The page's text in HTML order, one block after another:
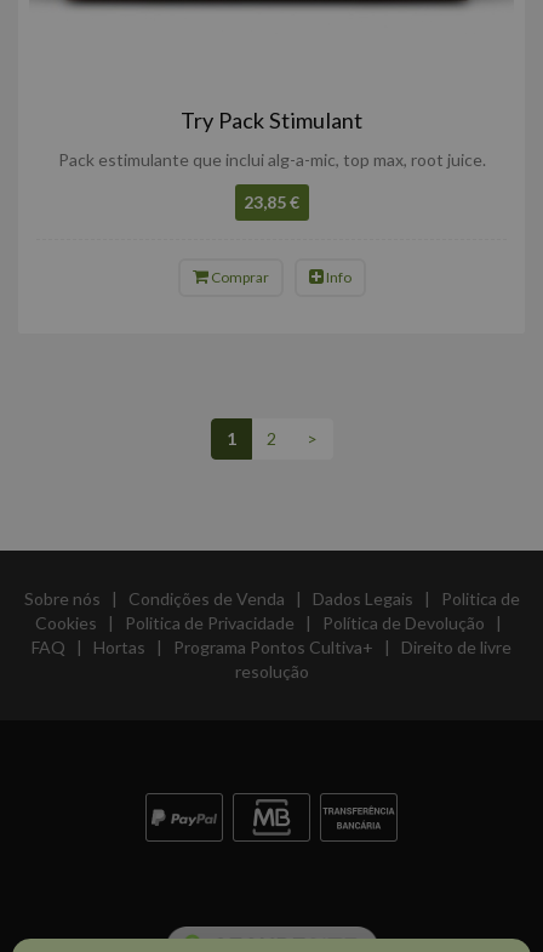
Try Pack Stimulant
Pack estimulante que inclui alg-a-mic, top max, root juice.
23,85 €
Comprar Info
1 2 >
Sobre nós | Condições de Venda | Dados Legais |
Politica de
Cookies | Politica de Privacidade | Política de Devolução |
FAQ | Hortas | Programa Pontos Cultiva+ | Direito de livre
resolução